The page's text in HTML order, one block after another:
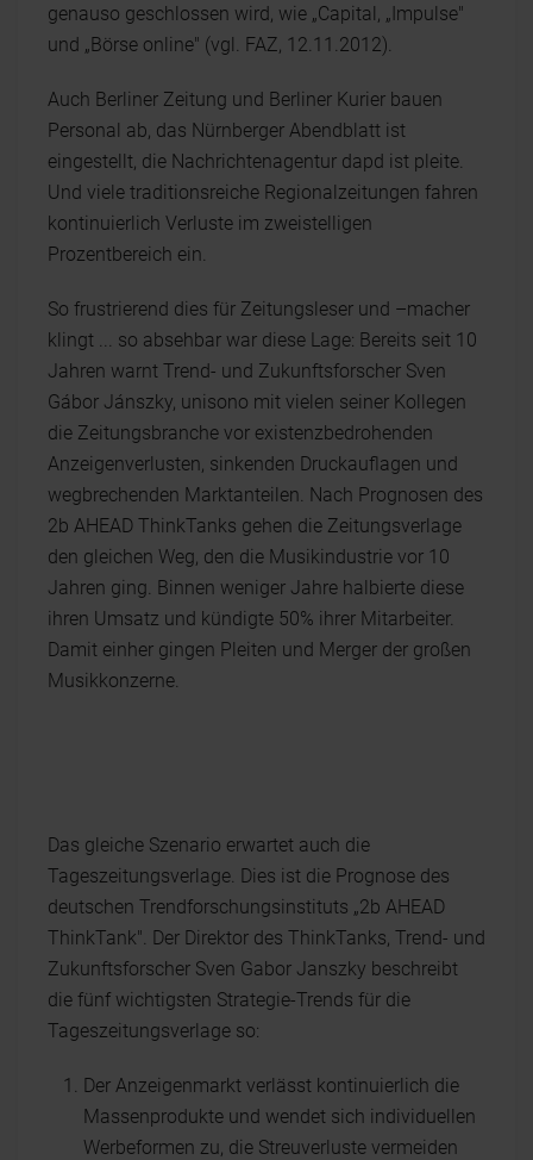
genauso geschlossen wird, wie „Capital, „Impulse"
und „Börse online" (vgl. FAZ, 12.11.2012).
Auch Berliner Zeitung und Berliner Kurier bauen
Personal ab, das Nürnberger Abendblatt ist
eingestellt, die Nachrichtenagentur dapd ist pleite.
Und viele traditionsreiche Regionalzeitungen fahren
kontinuierlich Verluste im zweistelligen
Prozentbereich ein.
So frustrierend dies für Zeitungsleser und –macher
klingt ... so absehbar war diese Lage: Bereits seit 10
Jahren warnt Trend- und Zukunftsforscher Sven
Gábor Jánszky, unisono mit vielen seiner Kollegen
die Zeitungsbranche vor existenzbedrohenden
Anzeigenverlusten, sinkenden Druckauflagen und
wegbrechenden Marktanteilen. Nach Prognosen des
2b AHEAD ThinkTanks gehen die Zeitungsverlage
den gleichen Weg, den die Musikindustrie vor 10
Jahren ging. Binnen weniger Jahre halbierte diese
ihren Umsatz und kündigte 50% ihrer Mitarbeiter.
Damit einher gingen Pleiten und Merger der großen
Musikkonzerne.
Das gleiche Szenario erwartet auch die
Tageszeitungsverlage. Dies ist die Prognose des
deutschen Trendforschungsinstituts „2b AHEAD
ThinkTank". Der Direktor des ThinkTanks, Trend- und
Zukunftsforscher Sven Gabor Janszky beschreibt
die fünf wichtigsten Strategie-Trends für die
Tageszeitungsverlage so:
Der Anzeigenmarkt verlässt kontinuierlich die
Massenprodukte und wendet sich individuellen
Werbeformen zu, die Streuverluste vermeiden